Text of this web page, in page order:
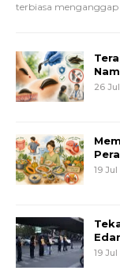
terbiasa
26
19
19